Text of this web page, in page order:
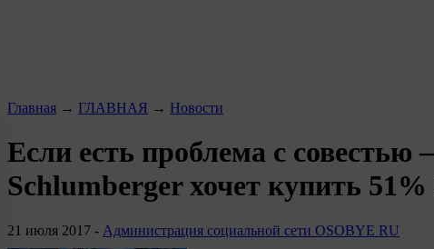
Главная → ГЛАВНАЯ → Новости
Если есть проблема с совестью
Schlumberger хочет купить
21 июля 2017 - Администрация социальной сети OSOBYE RU